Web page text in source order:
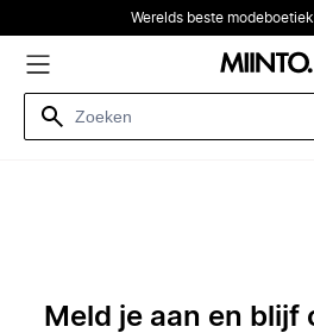
Werelds beste
Meld je aan en blijf